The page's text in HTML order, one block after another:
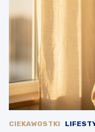
CIEKAWOSTKI